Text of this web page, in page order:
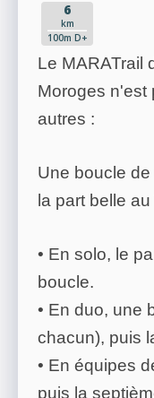
6
km
100m D+
Le MARATrail
Moroges n'est
autres :
Une boucle
la part belle
• En solo, le
boucle.
• En duo, une
chacun), puis
• En équipes
puis la